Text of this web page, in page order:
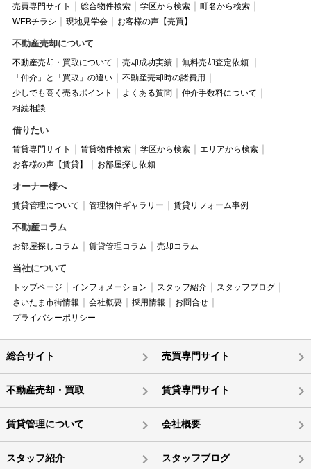
売買専門サイト 総合物件検索 学区から検索
町名から検索
WEBチラシ
現地見学会 お客様の声【売買】
不動産売却について
不動産売却・買取について 売却成功実績
無料売却査定依頼
「仲介」と「買取」の違い
不動産売却時の諸費用
少しでも高く売るポイント
よくある質問
仲介手数料について
相続相談
借りたい
賃貸専門サイト 賃貸物件検索 学区から検索
エリアから検索
お客様の声【賃貸】
お部屋探し依頼
オーナー様へ
賃貸管理について 管理物件ギャラリー 賃貸リフォーム事例
不動産コラム
お部屋探しコラム 賃貸管理コラム 売却コラム
当社について
トップページ インフォメーション スタッフ紹介
スタッフブログ
さいたま市街情報
会社概要 採用情報
お問合せ
プライバシーポリシー
総合サイト 売買専門サイト
不動産売却・買取 賃貸専門サイト
賃貸管理について 会社概要
スタッフ紹介 スタッフブログ